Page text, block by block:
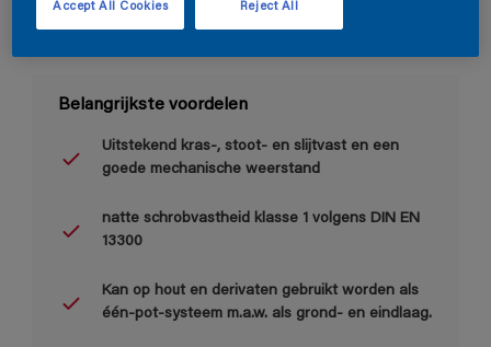
Belangrijkste voordelen
Uitstekend kras-, stoot- en slijtvast en een
goede mechanische weerstand
natte schrobvastheid klasse 1 volgens DIN EN
13300
Kan op hout en derivaten gebruikt worden als
één-pot-systeem m.a.w. als grond- en eindlaag.
Reject All
Accept All Cookies